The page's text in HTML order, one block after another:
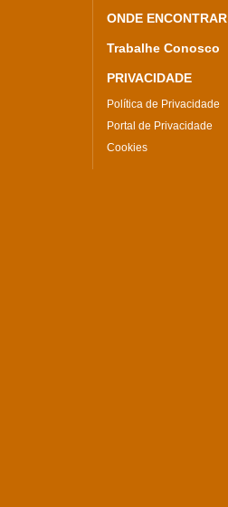
ONDE ENCONTRAR
Trabalhe Conosco
PRIVACIDADE
Política de Privacidade
Portal de Privacidade
Cookies